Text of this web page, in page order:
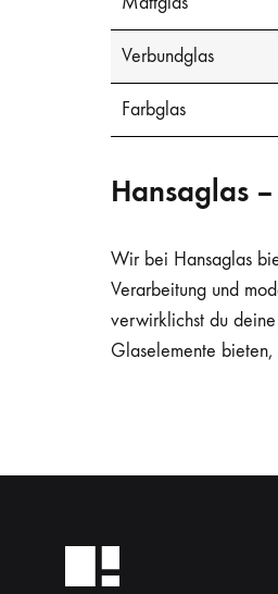
Verbundglas
Farbglas
Hansaglas
Wir bei Hansaglas
Verarbeitung und
verwirklichst du
Glaselemente